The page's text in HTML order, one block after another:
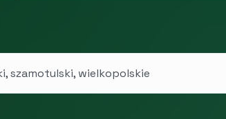
szamotulski, wielkopolskie